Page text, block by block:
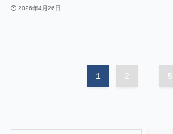
2026年4月26日
1 2 ... 5